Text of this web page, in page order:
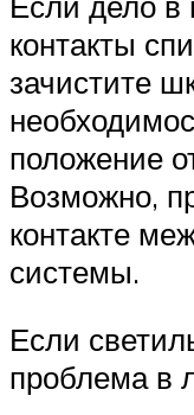
контакты
зачистите
положение
Возможно,
контакте
системы.
Если
проблема в